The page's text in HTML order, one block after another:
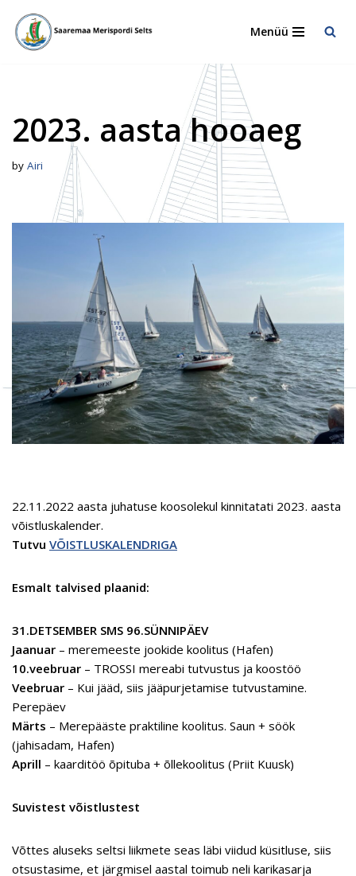
Skip
Menüü
2023. aasta hooaeg
by Airi
22.11.2022 aasta juhatuse koosolekul kinnitatati 2023. aasta
võistluskalender.
Tutvu VÕISTLUSKALENDRIGA
Esmalt talvised plaanid:
31.DETSEMBER SMS 96.SÜNNIPÄEV
Jaanuar – meremeeste jookide koolitus (Hafen)
10.veebruar – TROSSI mereabi tutvustus ja koostöö
Veebruar – Kui jääd, siis jääpurjetamise tutvustamine.
Perepäev
Märts – Merepääste praktiline koolitus. Saun + söök
(jahisadam, Hafen)
Aprill – kaarditöö õpituba + õllekoolitus (Priit Kuusk)
Suvistest võistlustest
Võttes aluseks seltsi liikmete seas läbi viidud küsitluse, siis
otsustasime, et järgmisel aastal toimub neli karikasarja